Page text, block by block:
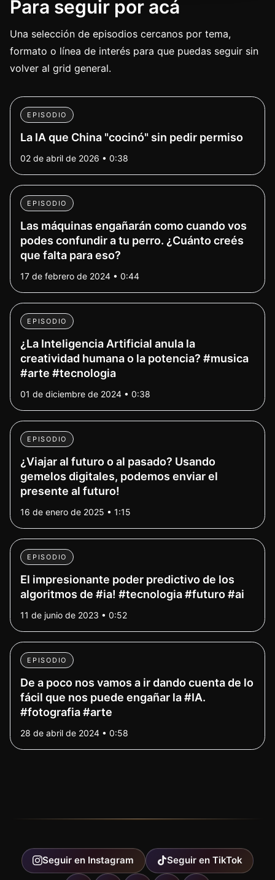
Para seguir por acá
Una selección de episodios cercanos por tema,
formato o línea de interés para que puedas seguir sin
volver al grid general.
EPISODIO
La IA que China "cocinó" sin pedir permiso
02 de abril de 2026 • 0:38
EPISODIO
Las máquinas engañarán como cuando vos
podes confundir a tu perro. ¿Cuánto creés
que falta para eso?
17 de febrero de 2024 • 0:44
EPISODIO
¿La Inteligencia Artificial anula la
creatividad humana o la potencia? #musica
#arte #tecnologia
01 de diciembre de 2024 • 0:38
EPISODIO
¿Viajar al futuro o al pasado? Usando
gemelos digitales, podemos enviar el
presente al futuro!
16 de enero de 2025 • 1:15
EPISODIO
El impresionante poder predictivo de los
algoritmos de #ia! #tecnologia #futuro #ai
11 de junio de 2023 • 0:52
EPISODIO
De a poco nos vamos a ir dando cuenta de lo
fácil que nos puede engañar la #IA.
#fotografia #arte
28 de abril de 2024 • 0:58
Seguir en Instagram Seguir en TikTok